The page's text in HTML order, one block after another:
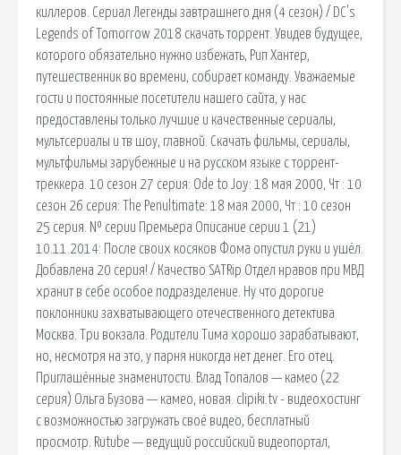
киллеров. Сериал Легенды завтрашнего дня (4 сезон) / DC's
Legends of Tomorrow 2018 скачать торрент. Увидев будущее,
которого обязательно нужно избежать, Рип Хантер,
путешественник во времени, собирает команду. Уважаемые
гости и постоянные посетители нашего сайта, у нас
предоставлены только лучшие и качественные сериалы,
мультсериалы и тв шоу, главной. Скачать фильмы, сериалы,
мультфильмы зарубежные и на русском языке с торрент-
треккера. 10 сезон 27 серия: Ode to Joy: 18 мая 2000, Чт : 10
сезон 26 серия: The Penultimate: 18 мая 2000, Чт : 10 сезон
25 серия. № серии Премьера Описание серии 1 (21)
10.11.2014: После своих косяков Фома опустил руки и ушёл.
Добавлена 20 серия! / Качество SATRip Отдел нравов при МВД
хранит в себе особое подразделение. Ну что дорогие
поклонники захватывающего отечественного детектива
Москва. Три вокзала. Родители Тима хорошо зарабатывают,
но, несмотря на это, у парня никогда нет денег. Его отец.
Приглашённые знаменитости. Влад Топалов — камео (22
серия) Ольга Бузова — камео, новая. clipiki.tv - видеохостинг
с возможностью загружать своё видео, бесплатный
просмотр. Rutube — ведущий российский видеопортал,